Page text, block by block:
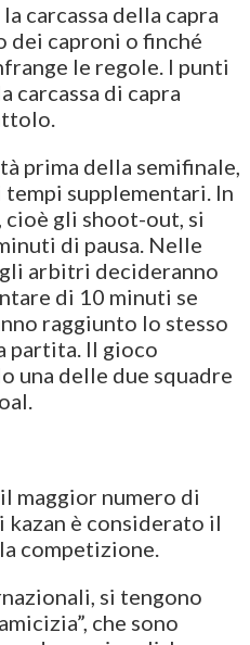
carcassa della capra
dei caproni o finché
le regole. I punti
carcassa di capra
prima della semifinale,
supplementari. In
gli shoot-out, si
di pausa. Nelle
arbitri decideranno
di 10 minuti se
raggiunto lo stesso
partita. Il gioco
una delle due squadre
maggior numero di
kazan è considerato il
competizione.
si tengono
che sono